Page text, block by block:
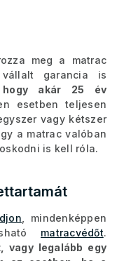
meg a matrac
garancia is
akár 25 év
esetben teljesen
vagy kétszer
a matrac valóban
is kell róla.
, mindenképpen
matracvédőt.
vagy legalább egy